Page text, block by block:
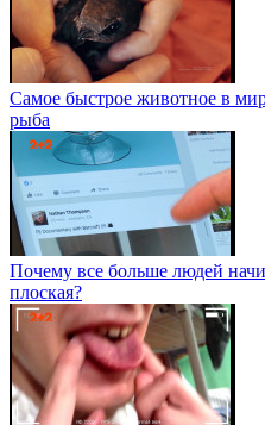
Самое быстрое животное в
рыба
Почему все больше людей
плоская?